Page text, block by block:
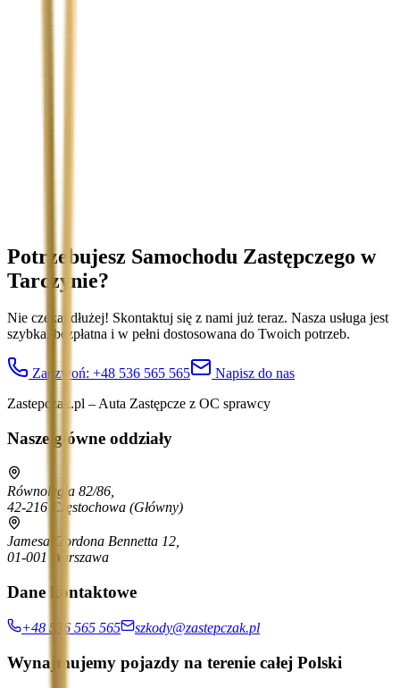
Potrzebujesz Samochodu Zastępczego w
Tarczynie?
Nie czekaj dłużej! Skontaktuj się z nami już teraz. Nasza usługa jest
szybka, bezpłatna i w pełni dostosowana do Twoich potrzeb.
Zadzwoń: +48 536 565 565
Napisz do nas
Zastepczak.pl – Auta Zastępcze z OC sprawcy
Nasze główne oddziały
Równoległa 82/86,
42-216 Częstochowa (Główny)
Jamesa Gordona Bennetta 12,
01-001 Warszawa
Dane kontaktowe
+48 536 565 565 szkody@zastepczak.pl
Wynajmujemy pojazdy na terenie całej Polski